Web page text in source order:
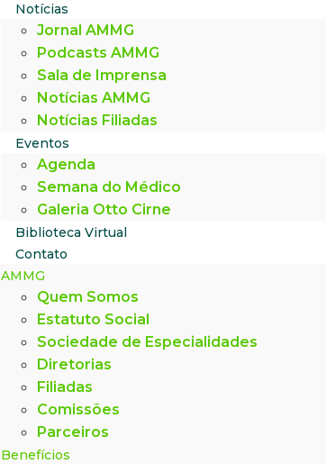
Notícias
Jornal AMMG
Podcasts AMMG
Sala de Imprensa
Notícias AMMG
Notícias Filiadas
Eventos
Agenda
Semana do Médico
Galeria Otto Cirne
Biblioteca Virtual
Contato
AMMG
Quem Somos
Estatuto Social
Sociedade de Especialidades
Diretorias
Filiadas
Comissões
Parceiros
Benefícios